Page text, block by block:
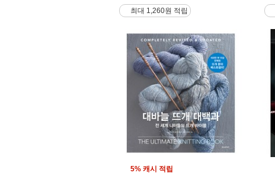
최대 1,260원 적립
5% 캐시 적립